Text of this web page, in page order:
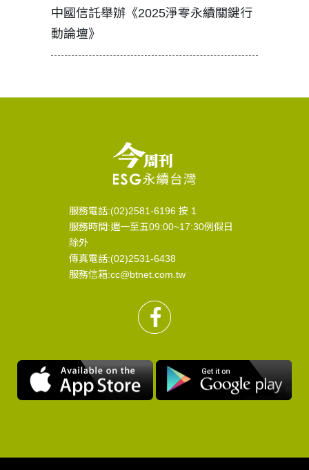
中國信託舉辦《2025淨零永續關鍵行
動論壇》
服務電話:(02)2581-6196 按 1
服務時間:週一至五09:00~17:30例假日
除外
傳真電話:(02)2531-6438
服務信箱:cc@btnet.com.tw